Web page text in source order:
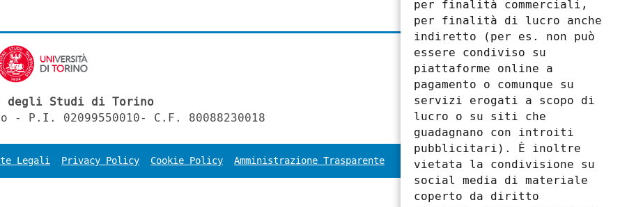
per finalità commerciali,
per finalità di lucro anche
indiretto (per es. non può
essere condiviso su
piattaforme online a
pagamento o comunque su
servizi erogati a scopo di
lucro o su siti che
guadagnano con introiti
pubblicitari). È inoltre
vietata la condivisione su
social media di materiale
coperto da diritto
degli Studi di Torino
P.I. 02099550010- C.F. 80088230018
Legali Privacy Policy Cookie Policy Amministrazione Trasparente